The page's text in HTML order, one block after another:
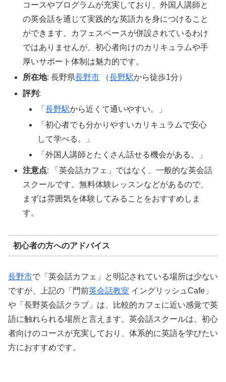
コースやプログラムが充実しており、外国人講師と
の英会話を通じて実践的な英語力を身につけること
ができます。カフェスペースが併設されているわけ
ではありませんが、初心者向けのカリキュラムや手
厚いサポート体制は魅力的です。
所在地: 長野県長野市 （長野駅から徒歩1分）
評判 :
「長野駅から近くて通いやすい。」
「初心者でも分かりやすいカリキュラムで安心
して学べる。」
「外国人講師とたくさん話せる機会がある。」
注意点: 「英会話カフェ」ではなく、一般的な英会話
スクールです。無料体験レッスンなどがあるので、
まずは雰囲気を体験してみることをおすすめしま
す。
初心者の方へのアドバイス
長野市で「英会話カフェ」と明記されている場所は少ない
ですが、上記の「門前英会話教室 イングリッシュCafe」
や「長野英会話クラブ」は、比較的カフェに近い感覚で英
語に触れられる場所と言えます。英会話スクールは、初心
者向けのコースが充実しており、体系的に英語を学びたい
方におすすめです。